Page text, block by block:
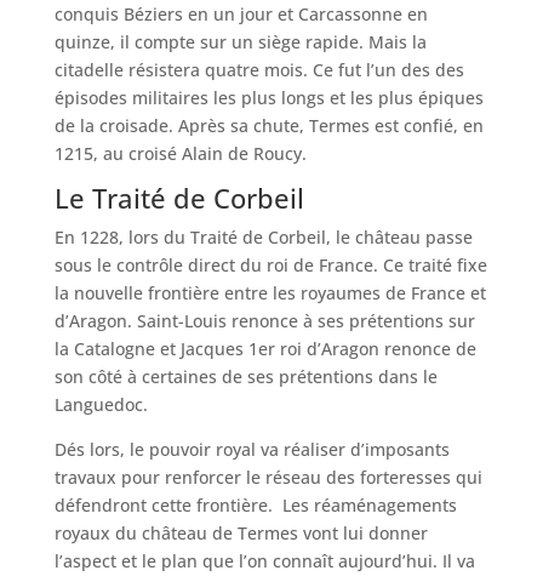
conquis Béziers en un jour et Carcassonne en
quinze, il compte sur un siège rapide. Mais la
citadelle résistera quatre mois. Ce fut l’un des des
épisodes militaires les plus longs et les plus épiques
de la croisade. Après sa chute, Termes est confié, en
1215, au croisé Alain de Roucy.
Le Traité de Corbeil
En 1228, lors du Traité de Corbeil, le château passe
sous le contrôle direct du roi de France. Ce traité fixe
la nouvelle frontière entre les royaumes de France et
d’Aragon. Saint-Louis renonce à ses prétentions sur
la Catalogne et Jacques 1er roi d’Aragon renonce de
son côté à certaines de ses prétentions dans le
Languedoc.
Dés lors, le pouvoir royal va réaliser d’imposants
travaux pour renforcer le réseau des forteresses qui
défendront cette frontière. Les réaménagements
royaux du château de Termes vont lui donner
l’aspect et le plan que l’on connaît aujourd’hui. Il va